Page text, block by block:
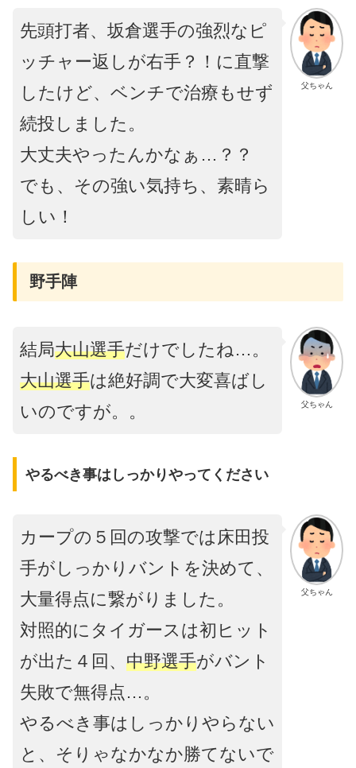
父ちゃん
先頭打者、坂倉選手の強烈なピ
ッチャー返しが右手？！に直撃
したけど、ベンチで治療もせず
続投しました。
大丈夫やったんかなぁ…？？
でも、その強い気持ち、素晴ら
しい！
野手陣
父ちゃん
結局大山選手だけでしたね…。
大山選手は絶好調で大変喜ばし
いのですが。。
やるべき事はしっかりやってください
父ちゃん
カープの５回の攻撃では床田投
手がしっかりバントを決めて、
大量得点に繋がりました。
対照的にタイガースは初ヒット
が出た４回、 中野選手がバント
失敗で無得点…。
やるべき事はしっかりやらない
と、そりゃなかなか勝てないで